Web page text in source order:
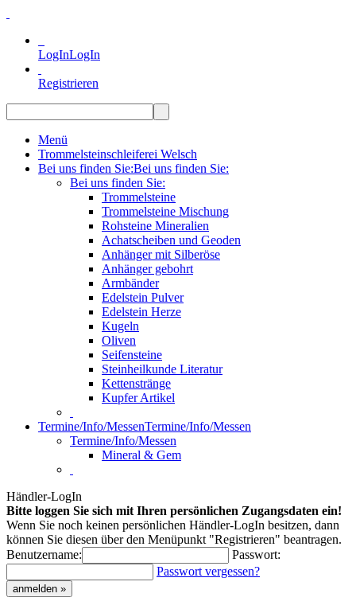
LogInLogIn
Registrieren
Menü
Trommelsteinschleiferei Welsch
Bei uns finden Sie:Bei uns finden Sie:
Bei uns finden Sie:
Trommelsteine
Trommelsteine Mischung
Rohsteine Mineralien
Achatscheiben und Geoden
Anhänger mit Silberöse
Anhänger gebohrt
Armbänder
Edelstein Pulver
Edelstein Herze
Kugeln
Oliven
Seifensteine
Steinheilkunde Literatur
Kettenstränge
Kupfer Artikel
Termine/Info/MessenTermine/Info/Messen
Termine/Info/Messen
Mineral & Gem
Händler-LogIn
Bitte loggen Sie sich mit Ihren persönlichen Zugangsdaten ein!
Wenn Sie noch keinen persönlichen Händler-LogIn besitzen, dann
können Sie diesen über den Menüpunkt "Registrieren" beantragen.
Benutzername:
Passwort:
Passwort vergessen?
anmelden »